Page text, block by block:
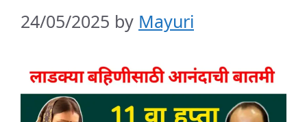
24/05/2025 by Mayuri